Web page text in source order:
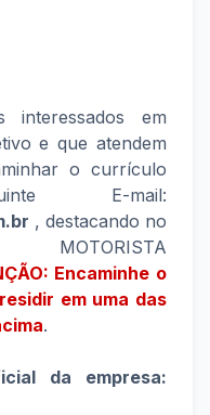
interessados em
e que atendem
o currículo
E-mail:
, destacando no
Encaminhe o
em uma das
.
da empresa: